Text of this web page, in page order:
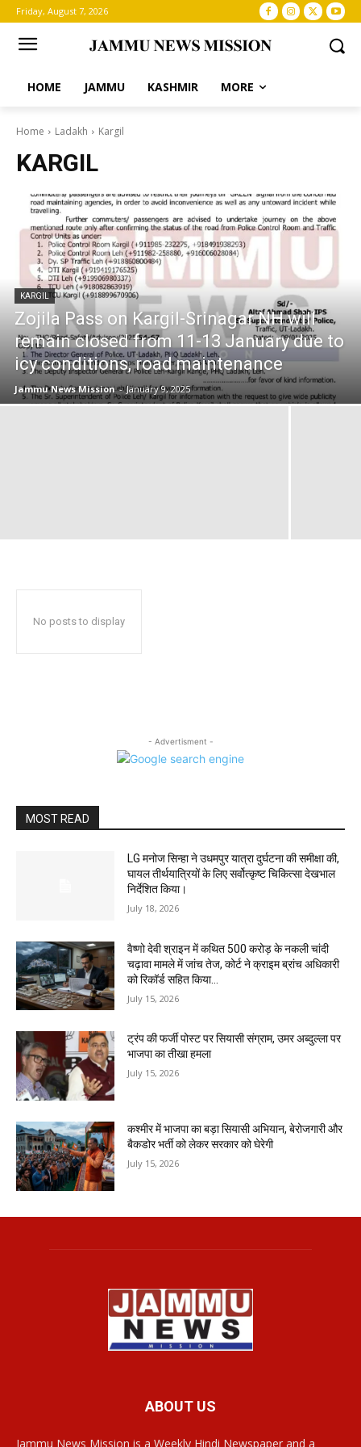
Friday, August 7, 2026
HOME JAMMU KASHMIR MORE
Home Ladakh Kargil
KARGIL
KARGIL
Zojila Pass on Kargil-Srinagar NH will
remain closed from 11-13 January due to
icy conditions, road maintenance
Jammu News Mission - January 9, 2025
No posts to display
- Advertisment -
MOST READ
LG मनोज सिन्हा ने उधमपुर यात्रा दुर्घटना की समीक्षा की,
घायल तीर्थयात्रियों के लिए सर्वोत्कृष्ट चिकित्सा देखभाल
निर्देशित किया।
July 18, 2026
वैष्णो देवी श्राइन में कथित 500 करोड़ के नकली चांदी
चढ़ावा मामले में जांच तेज, कोर्ट ने क्राइम ब्रांच अधिकारी
को रिकॉर्ड सहित किया...
July 15, 2026
ट्रंप की फर्जी पोस्ट पर सियासी संग्राम, उमर अब्दुल्ला पर
भाजपा का तीखा हमला
July 15, 2026
कश्मीर में भाजपा का बड़ा सियासी अभियान, बेरोजगारी और
बैकडोर भर्ती को लेकर सरकार को घेरेगी
July 15, 2026
ABOUT US
Jammu News Mission is a Weekly Hindi Newspaper and a